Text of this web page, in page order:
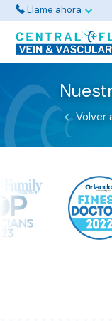
Llame ahora
Volver